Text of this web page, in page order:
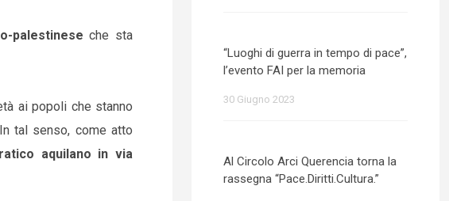
palestineseche sta
ai popoli che stanno
tal senso, come atto
aquilano in via
“Luoghi di guerra in tempo di pace”,
l’evento FAI per la memoria
30 Giugno 2023
Al Circolo Arci Querencia torna la
rassegna “Pace.Diritti.Cultura.”